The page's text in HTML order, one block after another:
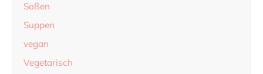
Soßen
Suppen
vegan
Vegetarisch